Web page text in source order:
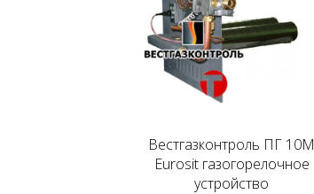
Вестгазконтроль ПГ 10М
Eurosit газогорелочное
устройство